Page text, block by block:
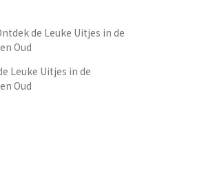
de Leuke Uitjes in de
Oud
Leuke Uitjes in de
Oud